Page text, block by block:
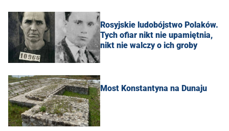
Rosyjskie ludobójstwo Polaków.
Tych ofiar nikt nie upamiętnia,
nikt nie walczy o ich groby
Most Konstantyna na Dunaju